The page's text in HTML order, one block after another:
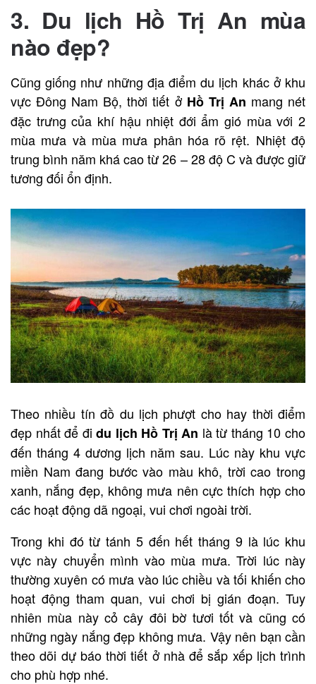
3. Du lịch Hồ Trị An mùa
nào đẹp?
Cũng giống như những địa điểm du lịch khác ở khu
vực Đông Nam Bộ, thời tiết ở Hồ Trị An mang nét
đặc trưng của khí hậu nhiệt đới ẩm gió mùa với 2
mùa mưa và mùa mưa phân hóa rõ rệt. Nhiệt độ
trung bình năm khá cao từ 26 – 28 độ C và được giữ
tương đối ổn định.
Theo nhiều tín đồ du lịch phượt cho hay thời điểm
đẹp nhất để đidu lịch Hồ Trị An là từ tháng 10 cho
đến tháng 4 dương lịch năm sau. Lúc này khu vực
miền Nam đang bước vào màu khô, trời cao trong
xanh, nắng đẹp, không mưa nên cực thích hợp cho
các hoạt động dã ngoại, vui chơi ngoài trời.
Trong khi đó từ tánh 5 đến hết tháng 9 là lúc khu
vực này chuyển mình vào mùa mưa. Trời lúc này
thường xuyên có mưa vào lúc chiều và tối khiến cho
hoạt động tham quan, vui chơi bị gián đoạn. Tuy
nhiên mùa này cỏ cây đôi bờ tươi tốt và cũng có
những ngày nắng đẹp không mưa. Vậy nên bạn cần
theo dõi dự báo thời tiết ở nhà để sắp xếp lịch trình
cho phù hợp nhé.